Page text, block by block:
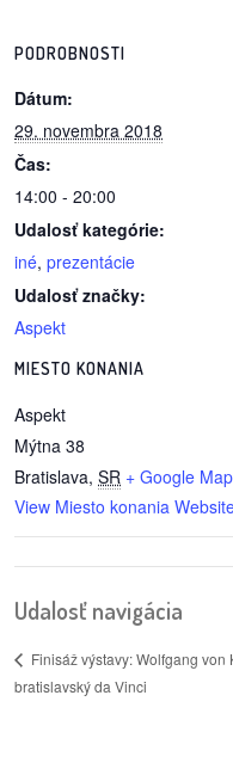
videá
vychádzky
knihy
/
výstavy
o
podpora
zázemie
PODROBNOSTI
Dátum:
29. novembra 2018
Čas:
14:00 - 20:00
Udalosť kategórie:
iné, prezentácie
Udalosť značky:
Aspekt
MIESTO KONANIA
Aspekt
Mýtna 38
Bratislava, SR + Google
View Miesto konania
Udalosť navigácia
Finisáž výstavy: Wolfgang von
bratislavský da Vinci